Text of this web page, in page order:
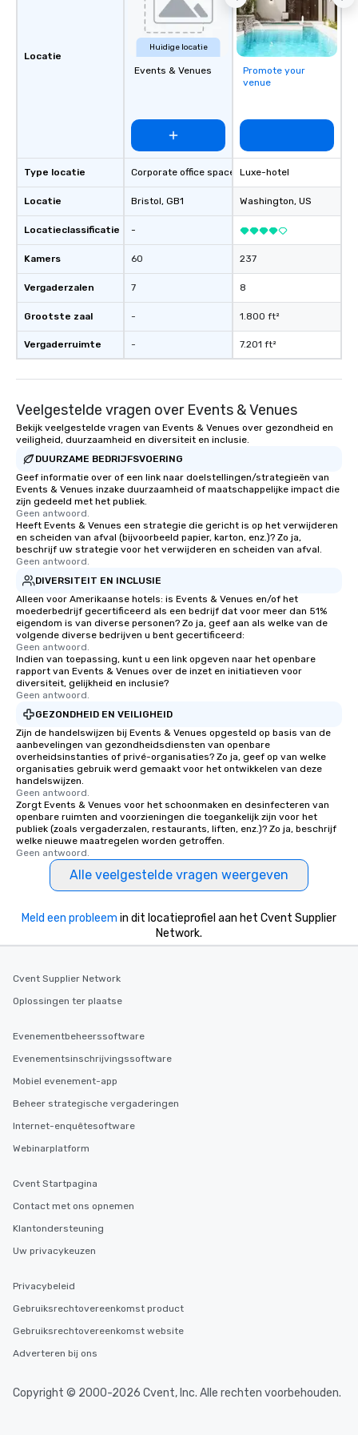
Locatie
Type locatie
Locatie
Locatieclassificatie
Kamers
Vergaderzalen
Grootste zaal
Vergaderruimte
Huidige locatie
Events & Venues
Corporate office space
Bristol, GB1
-
60
7
-
-
Promote your
venue
Luxe-hotel
Washington, US
237
8
1.800 ft²
7.201 ft²
Veelgestelde vragen over Events & Venues
Bekijk veelgestelde vragen van Events & Venues over gezondheid en
veiligheid, duurzaamheid en diversiteit en inclusie.
DUURZAME BEDRIJFSVOERING
Geef informatie over of een link naar doelstellingen/strategieën van
Events & Venues inzake duurzaamheid of maatschappelijke impact die
zijn gedeeld met het publiek.
Geen antwoord.
Heeft Events & Venues een strategie die gericht is op het verwijderen
en scheiden van afval (bijvoorbeeld papier, karton, enz.)? Zo ja,
beschrijf uw strategie voor het verwijderen en scheiden van afval.
Geen antwoord.
DIVERSITEIT EN INCLUSIE
Alleen voor Amerikaanse hotels: is Events & Venues en/of het
moederbedrijf gecertificeerd als een bedrijf dat voor meer dan 51%
eigendom is van diverse personen? Zo ja, geef aan als welke van de
volgende diverse bedrijven u bent gecertificeerd:
Geen antwoord.
Indien van toepassing, kunt u een link opgeven naar het openbare
rapport van Events & Venues over de inzet en initiatieven voor
diversiteit, gelijkheid en inclusie?
Geen antwoord.
GEZONDHEID EN VEILIGHEID
Zijn de handelswijzen bij Events & Venues opgesteld op basis van de
aanbevelingen van gezondheidsdiensten van openbare
overheidsinstanties of privé-organisaties? Zo ja, geef op van welke
organisaties gebruik werd gemaakt voor het ontwikkelen van deze
handelswijzen.
Geen antwoord.
Zorgt Events & Venues voor het schoonmaken en desinfecteren van
openbare ruimten and voorzieningen die toegankelijk zijn voor het
publiek (zoals vergaderzalen, restaurants, liften, enz.)? Zo ja, beschrijf
welke nieuwe maatregelen worden getroffen.
Geen antwoord.
Alle veelgestelde vragen weergeven
Meld een probleem in dit locatieprofiel aan het Cvent Supplier
Network.
Cvent Supplier Network
Oplossingen ter plaatse
Evenementbeheerssoftware
Evenementsinschrijvingssoftware
Mobiel evenement-app
Beheer strategische vergaderingen
Internet-enquêtesoftware
Webinarplatform
Cvent Startpagina
Contact met ons opnemen
Klantondersteuning
Uw privacykeuzen
Privacybeleid
Gebruiksrechtovereenkomst product
Gebruiksrechtovereenkomst website
Adverteren bij ons
Copyright © 2000-2026 Cvent, Inc. Alle rechten voorbehouden.